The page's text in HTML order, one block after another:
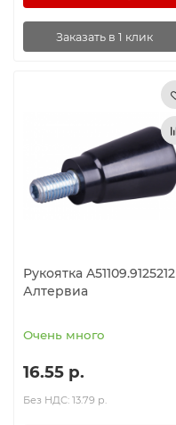
Заказать в 1 клик
Рукоятка A51109.9125212
Алтервиа
Очень много
16.55 р.
Без НДС: 13.79 р.